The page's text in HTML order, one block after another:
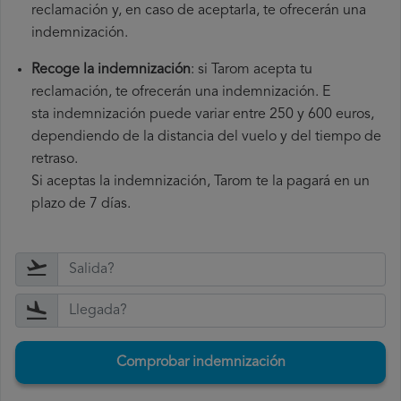
reclamación y, en caso de aceptarla, te ofrecerán una
indemnización.
Recoge la indemnización: si Tarom acepta tu
reclamación, te ofrecerán una indemnización. E
sta indemnización puede variar entre 250 y 600 euros,
dependiendo de la distancia del vuelo y del tiempo de
retraso.
Si aceptas la indemnización, Tarom te la pagará en un
plazo de 7 días.
Comprobar indemnización